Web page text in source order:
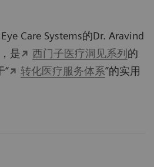
Care Systems的Dr. Aravind
是
西门子医疗洞见系列 的
“
转化医疗服务体系”的实用